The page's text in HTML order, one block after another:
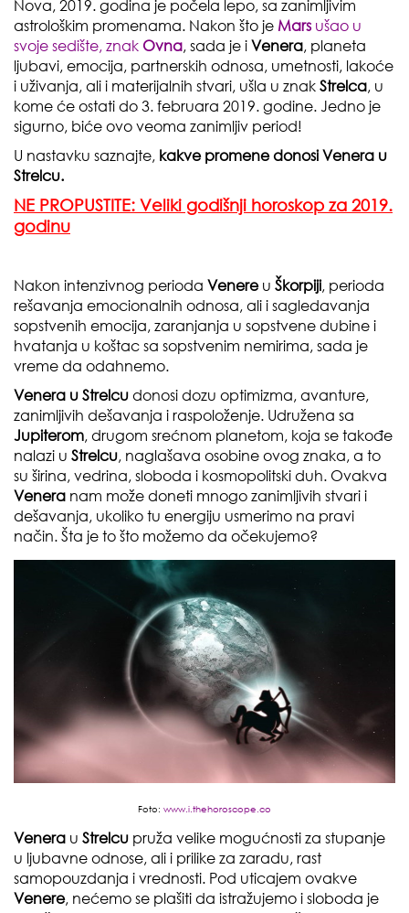
Nova, 2019. godina je počela lepo, sa zanimljivim
astrološkim promenama. Nakon što je Mars ušao u
svoje sedište, znak Ovna, sada je i Venera, planeta
ljubavi, emocija, partnerskih odnosa, umetnosti, lakoće
i uživanja, ali i materijalnih stvari, ušla u znak Strelca, u
kome će ostati do 3. februara 2019. godine. Jedno je
sigurno, biće ovo veoma zanimljiv period!
U nastavku saznajte, kakve promene donosi Venera u
Strelcu.
NE PROPUSTITE: Veliki godišnji horoskop za 2019.
godinu
Nakon intenzivnog perioda Venere u Škorpiji, perioda
rešavanja emocionalnih odnosa, ali i sagledavanja
sopstvenih emocija, zaranjanja u sopstvene dubine i
hvatanja u koštac sa sopstvenim nemirima, sada je
vreme da odahnemo.
Venera u Strelcu donosi dozu optimizma, avanture,
zanimljivih dešavanja i raspoloženje. Udružena sa
Jupiterom, drugom srećnom planetom, koja se takođe
nalazi u Strelcu, naglašava osobine ovog znaka, a to
su širina, vedrina, sloboda i kosmopolitski duh. Ovakva
Venera nam može doneti mnogo zanimljivih stvari i
dešavanja, ukoliko tu energiju usmerimo na pravi
način. Šta je to što možemo da očekujemo?
Foto: www.i.thehoroscope.co
Venera u Strelcu pruža velike mogućnosti za stupanje
u ljubavne odnose, ali i prilike za zaradu, rast
samopouzdanja i vrednosti. Pod uticajem ovakve
Venere, nećemo se plašiti da istražujemo i sloboda je